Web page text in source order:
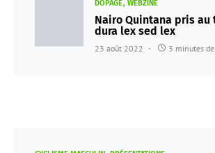
DOPAGE WEBZINE
Nairo Quintana pris au
dura lex sed lex
23 août 2022 3 minutes